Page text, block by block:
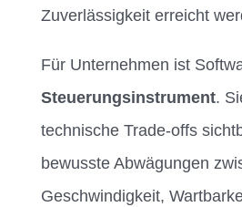
Zuverlässigkeit erreicht
Für Unternehmen ist
Steuerungsinstrument.
technische Trade-offs
bewusste Abwägungen
Geschwindigkeit,